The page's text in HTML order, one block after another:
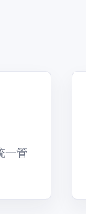
一管